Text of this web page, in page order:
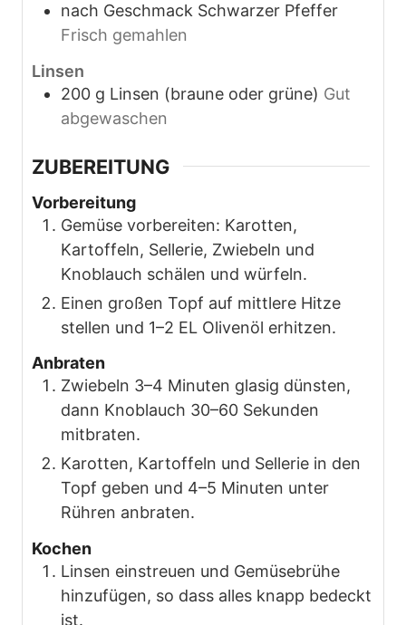
nach Geschmack Schwarzer Pfeffer
Frisch gemahlen
Linsen
200 g Linsen (braune oder grüne) Gut
abgewaschen
ZUBEREITUNG
Vorbereitung
Gemüse vorbereiten: Karotten,
Kartoffeln, Sellerie, Zwiebeln und
Knoblauch schälen und würfeln.
Einen großen Topf auf mittlere Hitze
stellen und 1–2 EL Olivenöl erhitzen.
Anbraten
Zwiebeln 3–4 Minuten glasig dünsten,
dann Knoblauch 30–60 Sekunden
mitbraten.
Karotten, Kartoffeln und Sellerie in den
Topf geben und 4–5 Minuten unter
Rühren anbraten.
Kochen
Linsen einstreuen und Gemüsebrühe
hinzufügen, so dass alles knapp bedeckt
ist.